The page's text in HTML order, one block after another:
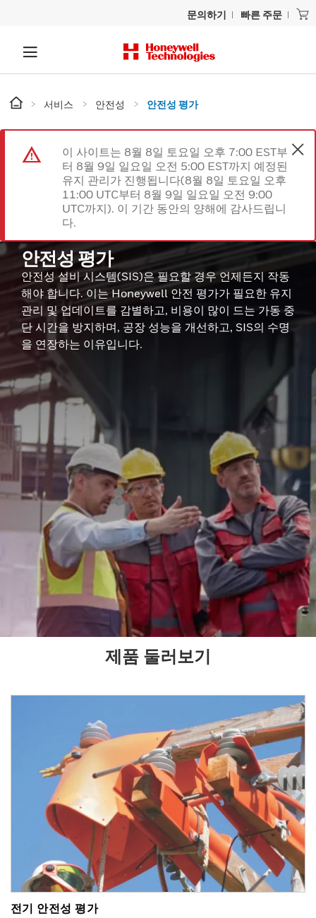
문의하기 빠른 주문
서비스 안전성 안전성 평가
이 사이트는 8월 8일 토요일 오후 7:00 EST부
터 8월 9일 일요일 오전 5:00 EST까지 예정된
유지 관리가 진행됩니다(8월 8일 토요일 오후
11:00 UTC부터 8월 9일 일요일 오전 9:00
UTC까지). 이 기간 동안의 양해에 감사드립니
다.
안전성 평가
안전성 설비 시스템(SIS)은 필요할 경우 언제든지 작동
해야 합니다. 이는 Honeywell 안전 평가가 필요한 유지
관리 및 업데이트를 감별하고, 비용이 많이 드는 가동 중
단 시간을 방지하며, 공장 성능을 개선하고, SIS의 수명
을 연장하는 이유입니다.
제품 둘러보기
전기 안전성 평가